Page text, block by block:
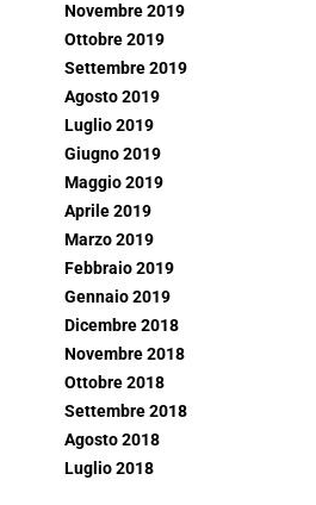
Novembre 2019
Ottobre 2019
Settembre 2019
Agosto 2019
Luglio 2019
Giugno 2019
Maggio 2019
Aprile 2019
Marzo 2019
Febbraio 2019
Gennaio 2019
Dicembre 2018
Novembre 2018
Ottobre 2018
Settembre 2018
Agosto 2018
Luglio 2018